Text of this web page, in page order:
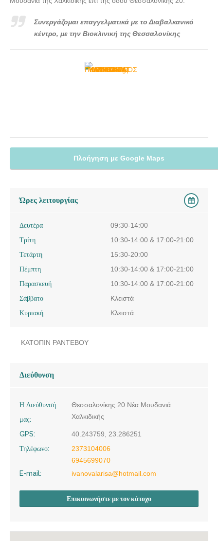
Συνεργάζομαι επαγγελματικά με το Διαβαλκανικό
κέντρο, με την Βιοκλινική της Θεσσαλονίκης
Πλοήγηση με Google Maps
Ώρες λειτουργίας
Δευτέρα
09:30-14:00
Τρίτη
10:30-14:00 & 17:00-21:00
Τετάρτη
15:30-20:00
Πέμπτη
10:30-14:00 & 17:00-21:00
Παρασκευή
10:30-14:00 & 17:00-21:00
Σάββατο
Κλειστά
Κυριακή
Κλειστά
ΚΑΤΟΠΙΝ ΡΑΝΤΕΒΟΥ
Διεύθυνση
Η Διεύθυνσή
μας:
Θεσσαλονίκης 20 Νέα Μουδανιά
Χαλκιδικής
GPS:
40.243759, 23.286251
Τηλέφωνο:
2373104006
6945699070
E-mail:
ivanovalarisa@hotmail.com
Επικοινωνήστε με τον κάτοχο